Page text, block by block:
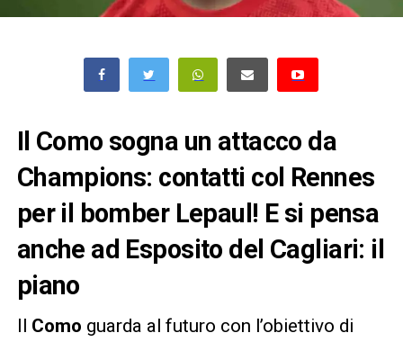
Il Como sogna un attacco da
Champions: contatti col Rennes
per il bomber Lepaul! E si pensa
anche ad Esposito del Cagliari: il
piano
Como guarda al futuro con l’obiettivo di